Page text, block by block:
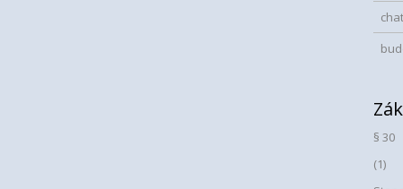
§ 30
(1)